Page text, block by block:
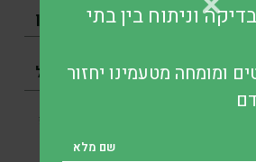
אני מסכים/ה כי SKN תיצור איתי קשר בטלפון, בדוא״ל ובוואטסאפ
ת את איסוף והשימוש במידע האישי שלי
וניתוח בין בתי
ומומחה מטעמינו יחזור